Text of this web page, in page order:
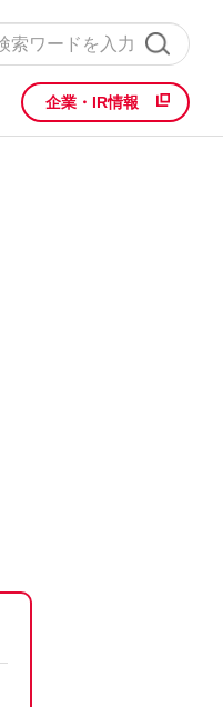
企業・IR情報